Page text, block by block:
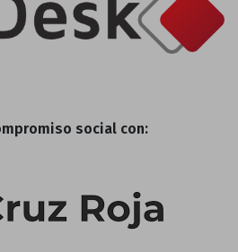
social con: